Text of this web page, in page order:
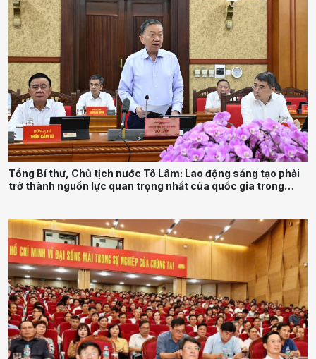
Tổng Bí thư, Chủ tịch nước Tô Lâm: Lao động sáng tạo phải
trở thành nguồn lực quan trọng nhất của quốc gia trong